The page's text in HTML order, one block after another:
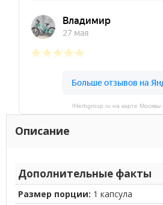
IHerbgroup.ru на карте
Описание
Дополнительные факты
Размер порции: 1 капсула